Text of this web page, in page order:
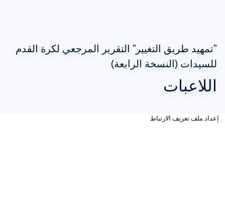
للسيدات (النسخة الرابعة)
اللاعبات
إعداد ملف تعريف الارتباط